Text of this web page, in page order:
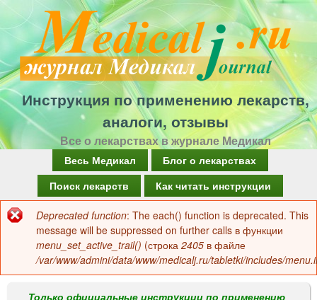
Перейти
к
основному
содержанию
Инструкция по применению лекарств,
аналоги, отзывы
Все о лекарствах в журнале Медикал
а
в
о
Весь Медикал
Блог о лекарствах
Поиск лекарств
Как читать инструкции
Сообщение
об
ошибке
Deprecated function: The each() function is deprecated. This
message will be suppressed on further calls в функции
menu_set_active_trail() (строка 2405 в файле
/var/www/admini/data/www/medicalj.ru/tabletki/includes/
Только официальные инструкции по применению